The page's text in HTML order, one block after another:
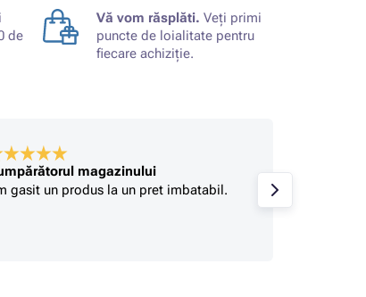
de
Vă vom răsplăti. Veți primi
puncte de loialitate pentru
fiecare achiziție.
magazinului
gasit un produs la un pret imbatabil.